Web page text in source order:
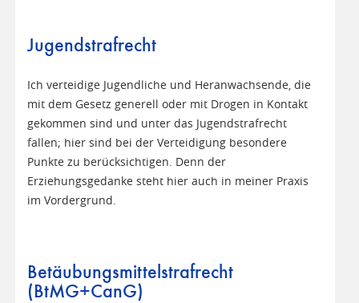
Jugendstrafrecht
Ich verteidige Jugendliche und Heranwachsende, die
mit dem Gesetz generell oder mit Drogen in Kontakt
gekommen sind und unter das Jugendstrafrecht
fallen; hier sind bei der Verteidigung besondere
Punkte zu berücksichtigen. Denn der
Erziehungsgedanke steht hier auch in meiner Praxis
im Vordergrund.
Betäubungsmittelstrafrecht
(BtMG+CanG)